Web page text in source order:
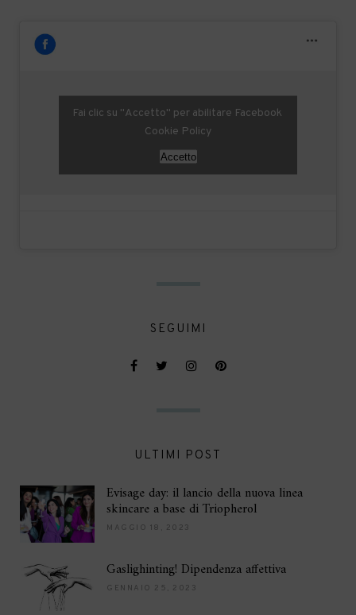
Fai clic su "Accetto" per abilitare Facebook
Cookie Policy
Accetto
SEGUIMI
ULTIMI POST
Evisage day: il lancio della nuova linea
skincare a base di Triopherol
MAGGIO 18, 2023
Gaslighinting! Dipendenza affettiva
GENNAIO 25, 2023